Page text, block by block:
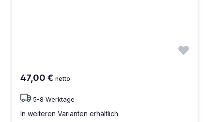
47,00 € netto
5-8 Werktage
In weiteren Varianten erhältlich